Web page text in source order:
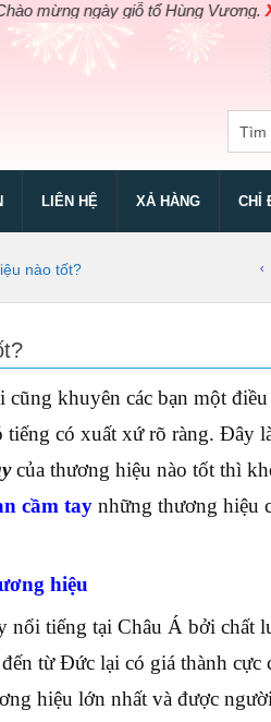
ngày giỗ tổ Hùng Vương. Xả kho
LIÊN HỆ XẢ HÀNG CHỈ
nào tốt?
khuyên các bạn một điều
có xuất xứ rõ ràng. Đây
của thương hiệu nào tốt thì
cầm taynhững thương hiệu
hiệu
nổi tiếng tại Châu Á bởi chất
từ Đức lại có giá thành cực
hiệu lớn nhất và được